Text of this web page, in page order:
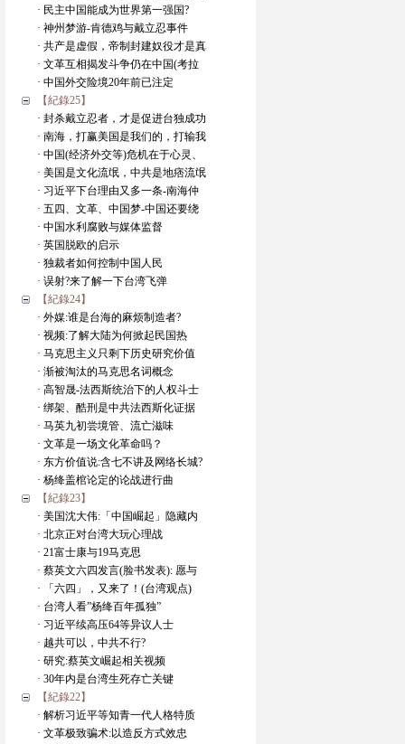
· 民主中国能成为世界第一强国?
· 神州梦游-肯德鸡与戴立忍事件
· 共产是虚假，帝制封建奴役才是真
· 文革互相揭发斗争仍在中国(考拉
· 中国外交险境20年前已注定
【紀錄25】
· 封杀戴立忍者，才是促进台独成功
· 南海，打赢美国是我们的，打输我
· 中国(经济外交等)危机在于心灵、
· 美国是文化流氓，中共是地痞流氓
· 习近平下台理由又多一条-南海仲
· 五四、文革、中国梦-中国还要绕
· 中国水利腐败与媒体监督
· 英国脱欧的启示
· 独裁者如何控制中国人民
· 误射?来了解一下台湾飞弹
【紀錄24】
· 外媒:谁是台海的麻烦制造者?
· 视频:了解大陆为何掀起民国热
· 马克思主义只剩下历史研究价值
· 渐被淘汰的马克思名词概念
· 高智晟-法西斯统治下的人权斗士
· 绑架、酷刑是中共法西斯化证据
· 马英九初尝境管、流亡滋味
· 文革是一场文化革命吗？
· 东方价值说:含七不讲及网络长城?
· 杨绛盖棺论定的论战进行曲
【紀錄23】
· 美国沈大伟:「中国崛起」隐藏内
· 北京正对台湾大玩心理战
· 21富士康与19马克思
· 蔡英文六四发言(脸书发表): 愿与
· 「六四」，又来了！(台湾观点)
· 台湾人看”杨绛百年孤独”
· 习近平续高压64等异议人士
· 越共可以，中共不行?
· 研究:蔡英文崛起相关视频
· 30年内是台湾生死存亡关键
【紀錄22】
· 解析习近平等知青一代人格特质
· 文革极致骗术:以造反方式效忠